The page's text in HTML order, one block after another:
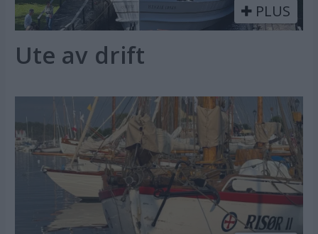
PLUS
Ute av drift